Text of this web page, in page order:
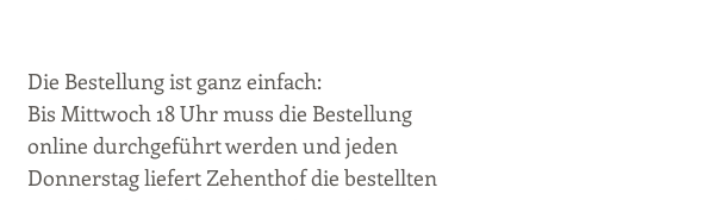
Die Bestellung ist ganz einfach:
Bis Mittwoch 18 Uhr muss die Bestellung
online durchgeführt werden und jeden
Donnerstag liefert Zehenthof die bestellten